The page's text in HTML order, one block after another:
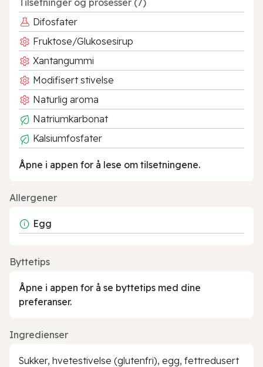
Difosfater
Fruktose/Glukosesirup
Xantangummi
Modifisert stivelse
Naturlig aroma
Natriumkarbonat
Kalsiumfosfater
Åpne i appen for å lese om tilsetningene.
Allergener
Egg
Byttetips
Åpne i appen for å se byttetips med dine
preferanser.
Ingredienser
Sukker, hvetestivelse (glutenfri), egg, fettredusert